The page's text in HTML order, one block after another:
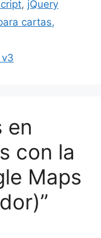
v3
con la
Maps